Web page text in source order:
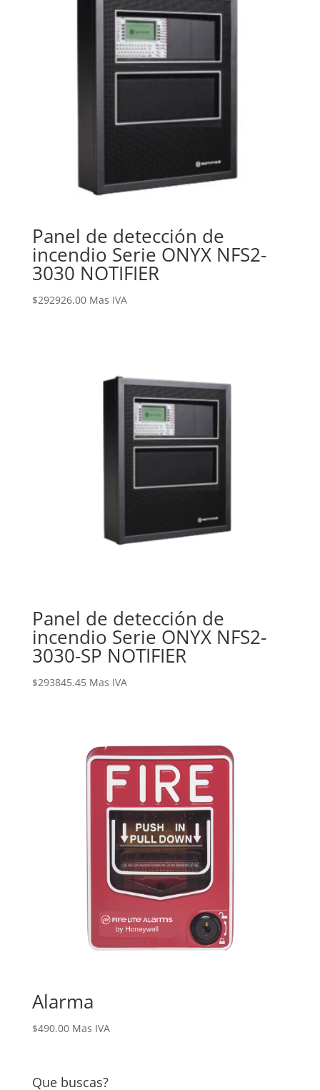
Panel de detección de
incendio Serie ONYX NFS2-
3030 NOTIFIER
$292926.00 Mas IVA
Panel de detección de
incendio Serie ONYX NFS2-
3030-SP NOTIFIER
$293845.45 Mas IVA
Alarma
$490.00 Mas IVA
Que buscas?